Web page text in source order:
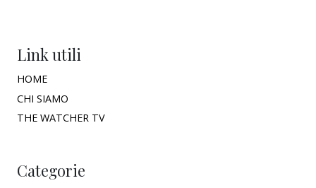
Link utili
HOME
CHI SIAMO
THE WATCHER TV
Categorie